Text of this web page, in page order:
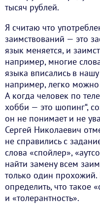
тысяч рублей.
Я считаю что
заимствований — это
язык меняется, и
например, многие
языка вписались в нашу
например, легко можно
А когда человек по
хобби — это шопинг“,
он не понимает и не
Сергей Николаевич
не справились с
слова «спойлер»,
найти замену всем
только один
определить, что такое
и «толерантность».